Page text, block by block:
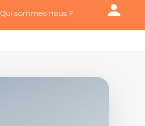
Qui sommes nous ?